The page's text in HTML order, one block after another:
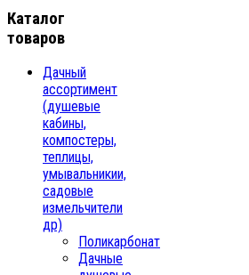
Каталог
товаров
Дачный
ассортимент
(душевые
кабины,
компостеры,
теплицы,
умывальникии,
садовые
измельчители
др)
Поликарбонат
Дачные